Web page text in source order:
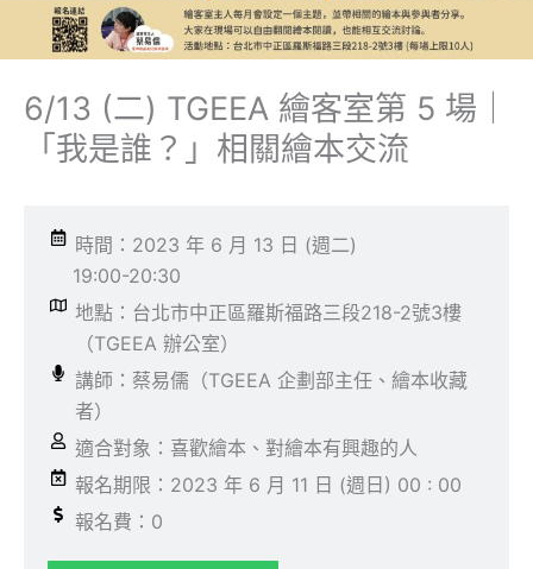
6/13 (二) TGEEA 繪客室第 5 場｜
「我是誰？」相關繪本交流
時間：2023 年 6 月 13 日 (週二)
19:00-20:30
地點：台北市中正區羅斯福路三段218-2號3樓
（TGEEA 辦公室）
講師：蔡易儒（TGEEA 企劃部主任、繪本收藏
者）
適合對象：喜歡繪本、對繪本有興趣的人
報名期限：2023 年 6 月 11 日 (週日) 00 : 00
報名費：0